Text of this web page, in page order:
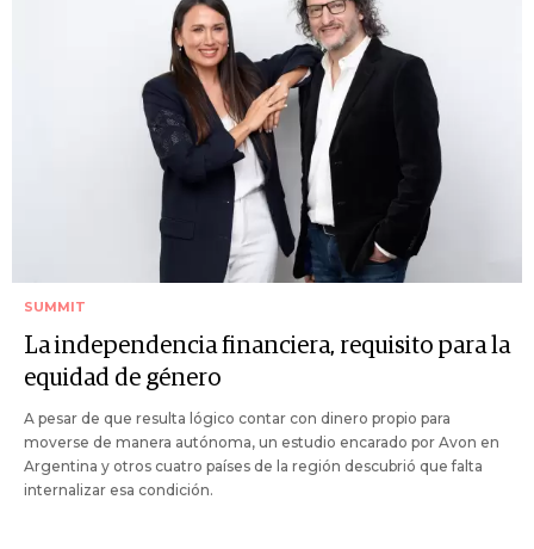
SUMMIT
La independencia financiera, requisito para la
equidad de género
A pesar de que resulta lógico contar con dinero propio para
moverse de manera autónoma, un estudio encarado por Avon en
Argentina y otros cuatro países de la región descubrió que falta
internalizar esa condición.